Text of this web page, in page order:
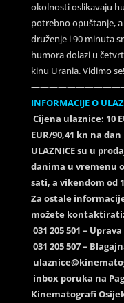
okolnosti oslikavaju
potrebno opuštanje,
druženje i 90 minuta
humora dolazi u
kinu Urania. Vidimo se!
INFORMACIJE O
Cijena ulaznice: 10
EUR/90,41 kn na
ULAZNICE su u
danima u vremenu
sati, a vikendom od
Za ostale
možete kontaktirati:
031 205 501 –
031 205 507 –
inbox poruka na
Kinematografi